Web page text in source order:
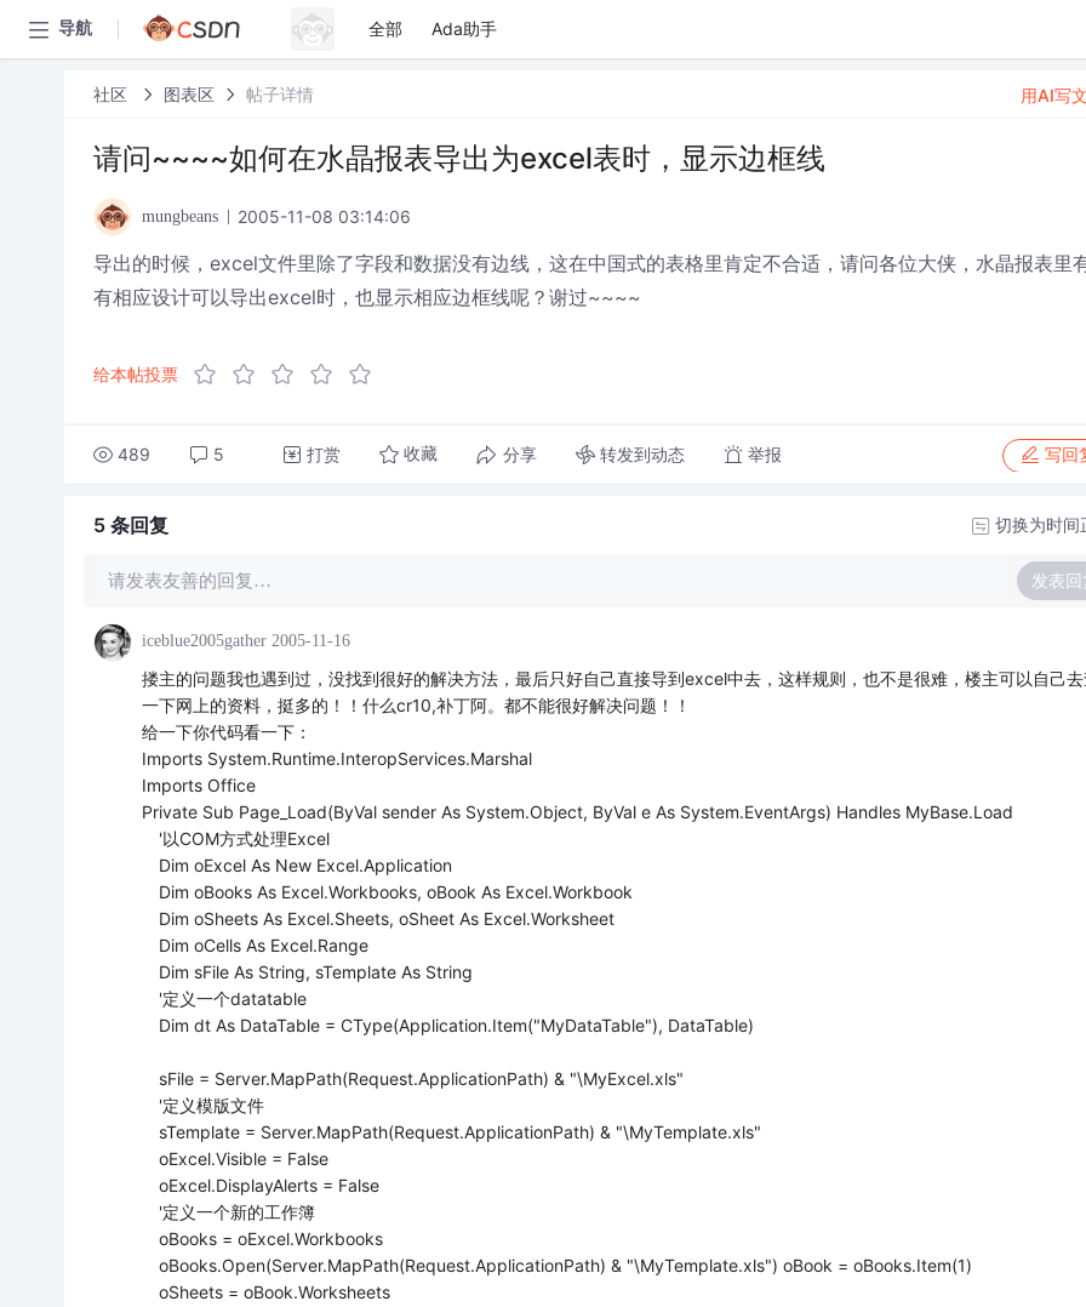
导航 全部 Ada助手
社区 图表区 帖子详情
请问~~~~如何在水晶报表导出为excel表时，显示边框线
mungbeans 2005-11-08 03:14:06
导出的时候，excel文件里除了字段和数据没有边线，这在中国式的表格里肯定不合适，请问各位大侠，水晶报表里
有相应设计可以导出excel时，也显示相应边框线呢？谢过~~~~
给本帖投票
489 5 打赏 收藏 分享 转发到动态 举报 写回
用AI写
5 条回复 切换为时间
请发表友善的回复… 发表回
iceblue2005gather 2005-11-16
搂主的问题我也遇到过，没找到很好的解决方法，最后只好自己直接导到excel中去，这样规则，也不是很难，楼主可以自己
一下网上的资料，挺多的！！什么cr10,补丁阿。都不能很好解决问题！！
给一下你代码看一下：
Imports System.Runtime.InteropServices.Marshal
Imports Office
Private Sub Page_Load(ByVal sender As System.Object, ByVal e As System.EventArgs) Handles MyBase.Load
'以COM方式处理Excel
Dim oExcel As New Excel.Application
Dim oBooks As Excel.Workbooks, oBook As Excel.Workbook
Dim oSheets As Excel.Sheets, oSheet As Excel.Worksheet
Dim oCells As Excel.Range
Dim sFile As String, sTemplate As String
'定义一个datatable
Dim dt As DataTable = CType(Application.Item("MyDataTable"), DataTable)
sFile = Server.MapPath(Request.ApplicationPath) & "\MyExcel.xls"
'定义模版文件
sTemplate = Server.MapPath(Request.ApplicationPath) & "\MyTemplate.xls"
oExcel.Visible = False
oExcel.DisplayAlerts = False
'定义一个新的工作簿
oBooks = oExcel.Workbooks
oBooks.Open(Server.MapPath(Request.ApplicationPath) & "\MyTemplate.xls") oBook = oBooks.Item(1)
oSheets = oBook.Worksheets